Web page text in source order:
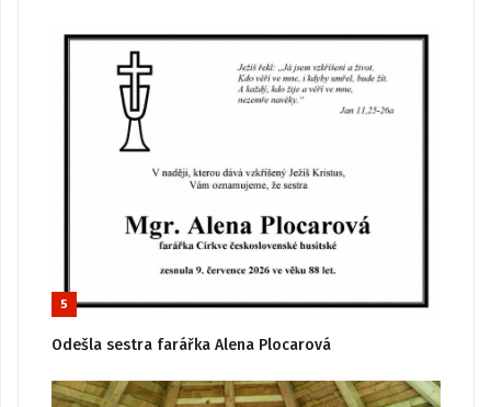
5
Odešla sestra farářka Alena Plocarová